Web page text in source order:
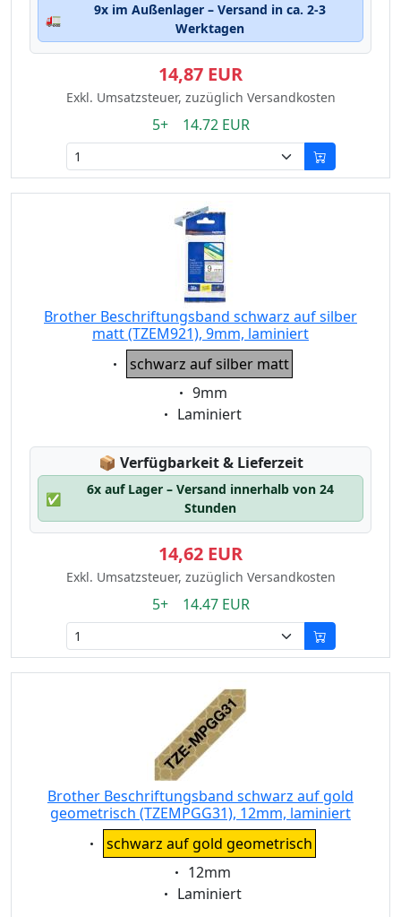
🚛
9x im Außenlager – Versand in ca. 2-3
Werktagen
14,87 EUR
Exkl. Umsatzsteuer, zuzüglich Versandkosten
5+ 14.72 EUR
Brother Beschriftungsband schwarz auf silber
matt (TZEM921), 9mm, laminiert
Eigenschaft:
schwarz auf silber matt
Eigenschaft:
9mm
Eigenschaft:
Laminiert
📦 Lagerstatus:
Verfügbarkeit & Lieferzeit
✅
6x auf Lager – Versand innerhalb von 24
Stunden
14,62 EUR
Exkl. Umsatzsteuer, zuzüglich Versandkosten
5+ 14.47 EUR
Brother Beschriftungsband schwarz auf gold
geometrisch (TZEMPGG31), 12mm, laminiert
Eigenschaft:
schwarz auf gold geometrisch
Eigenschaft:
12mm
Eigenschaft:
Laminiert